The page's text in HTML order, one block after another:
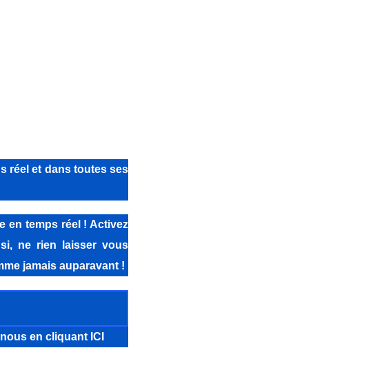
réel et dans toutes ses
en temps réel ! Activez
ne rien laisser vous
jamais auparavant !
en cliquant ICI